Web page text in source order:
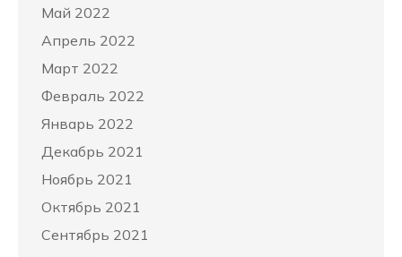
Май 2022
Апрель 2022
Март 2022
Февраль 2022
Январь 2022
Декабрь 2021
Ноябрь 2021
Октябрь 2021
Сентябрь 2021